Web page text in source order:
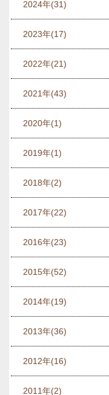
2024年(31)
2023年(17)
2022年(21)
2021年(43)
2020年(1)
2019年(1)
2018年(2)
2017年(22)
2016年(23)
2015年(52)
2014年(19)
2013年(36)
2012年(16)
2011年(2)